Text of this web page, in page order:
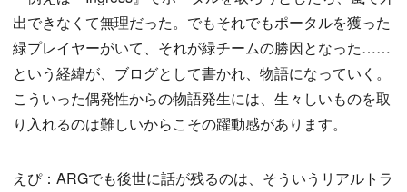
出できなくて無理だった。でもそれでもポータルを獲った
緑プレイヤーがいて、それが緑チームの勝因となった……
という経緯が、ブログとして書かれ、物語になっていく。
こういった偶発性からの物語発生には、生々しいものを取
り入れるのは難しいからこその躍動感があります。
えぴ：ARGでも後世に話が残るのは、そういうリアルトラ